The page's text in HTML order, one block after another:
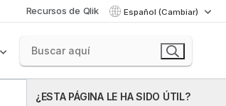
Recursos de Qlik Español (Cambiar)
¿ESTA PÁGINA LE HA SIDO ÚTIL?